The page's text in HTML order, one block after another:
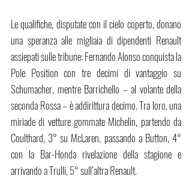
Le qualifiche, disputate con il cielo coperto, donano
una speranza alle migliaia di dipendenti Renault
assiepati sulle tribune: Fernando Alonso conquista la
Pole Position con tre decimi di vantaggio su
Schumacher, mentre Barrichello – al volante della
seconda Rossa – è addirittura decimo. Tra loro, una
miriade di vetture gommate Michelin, partendo da
Coulthard, 3° su McLaren, passando a Button, 4°
con la Bar-Honda rivelazione della stagione e
arrivando a Trulli, 5° sull’altra Renault.